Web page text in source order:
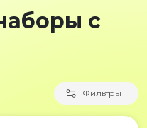
с
Фильтры